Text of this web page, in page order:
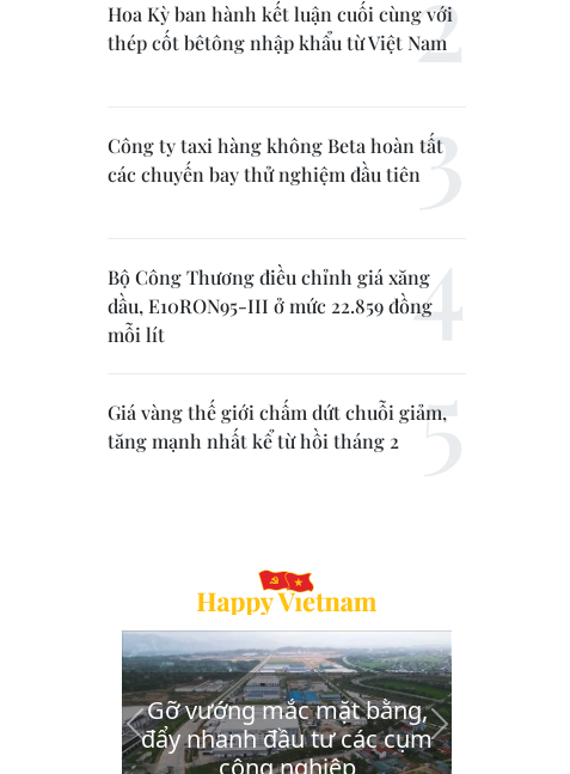
Hoa Kỳ ban hành kết luận cuối cùng với
thép cốt bêtông nhập khẩu từ Việt Nam
Công ty taxi hàng không Beta hoàn tất
các chuyến bay thử nghiệm đầu tiên
Bộ Công Thương điều chỉnh giá xăng
dầu, E10RON95-III ở mức 22.859 đồng
mỗi lít
Giá vàng thế giới chấm dứt chuỗi giảm,
tăng mạnh nhất kể từ hồi tháng 2